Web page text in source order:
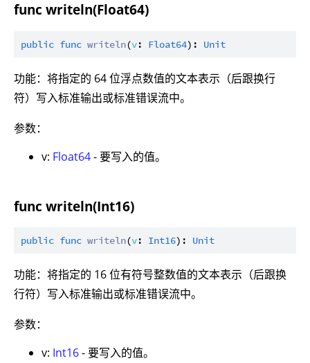
func writeln(Float64)
public func writeln(v: Float64): Unit
功能：将指定的 64 位浮点数值的文本表示（后跟换行
符）写入标准输出或标准错误流中。
参数：
v: Float64- 要写入的值。
func writeln(Int16)
public func writeln(v: Int16): Unit
功能：将指定的 16 位有符号整数值的文本表示（后跟换
行符）写入标准输出或标准错误流中。
参数：
v: Int16- 要写入的值。